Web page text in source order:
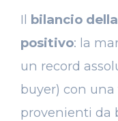
Il bilancio
positivo: la
un record
buyer) con
provenienti da